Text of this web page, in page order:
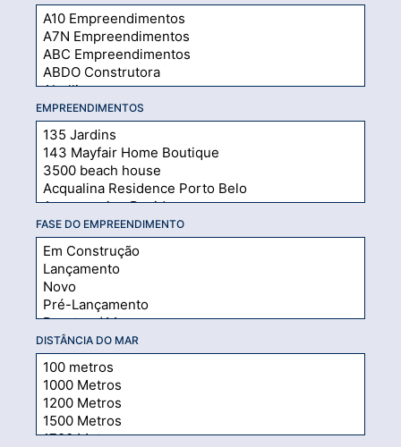
EMPREENDIMENTOS
FASE DO EMPREENDIMENTO
DISTÂNCIA DO MAR